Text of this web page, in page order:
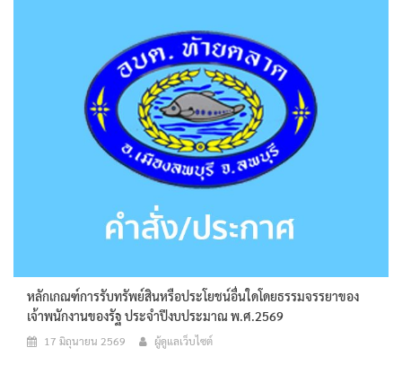
หลักเกณฑ์การรับทรัพย์สินหรือประโยชน์อื่นใดโดยธรรมจรรยาของ
เจ้าพนักงานของรัฐ ประจำปีงบประมาณ พ.ศ.2569
17 มิถุนายน 2569 ผู้ดูแลเว็บไซต์